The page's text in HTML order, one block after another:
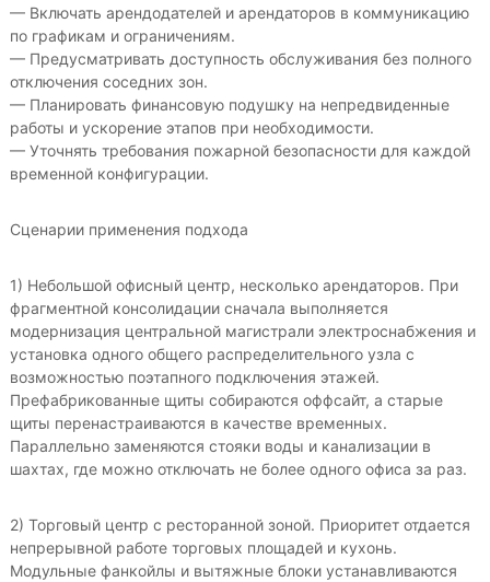
— Включать арендодателей и арендаторов в коммуникацию
по графикам и ограничениям.
— Предусматривать доступность обслуживания без полного
отключения соседних зон.
— Планировать финансовую подушку на непредвиденные
работы и ускорение этапов при необходимости.
— Уточнять требования пожарной безопасности для каждой
временной конфигурации.
Сценарии применения подхода
1) Небольшой офисный центр, несколько арендаторов. При
фрагментной консолидации сначала выполняется
модернизация центральной магистрали электроснабжения и
установка одного общего распределительного узла с
возможностью поэтапного подключения этажей.
Префабрикованные щиты собираются оффсайт, а старые
щиты перенастраиваются в качестве временных.
Параллельно заменяются стояки воды и канализации в
шахтах, где можно отключать не более одного офиса за раз.
2) Торговый центр с ресторанной зоной. Приоритет отдается
непрерывной работе торговых площадей и кухонь.
Модульные фанкойлы и вытяжные блоки устанавливаются